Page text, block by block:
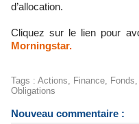
d’allocation.
Cliquez sur le lien pour
Morningstar.
Tags : Actions, Finance, Fonds,
Obligations
Nouveau commentaire :